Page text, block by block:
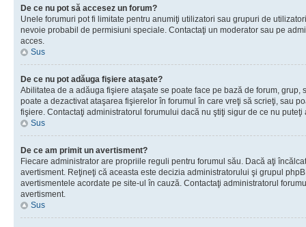
De ce nu pot să accesez un forum?
Unele forumuri pot fi limitate pentru anumiţi utilizatori sau grupuri de
nevoie probabil de permisiuni speciale. Contactaţi un moderator sau pe
acces.
Sus
De ce nu pot adăuga fişiere ataşate?
Abilitatea de a adăuga fişiere ataşate se poate face pe bază de forum, grup,
poate a dezactivat ataşarea fişierelor în forumul în care vreţi să scrieţi, sau
fişiere. Contactaţi administratorul forumului dacă nu ştiţi sigur de ce nu
Sus
De ce am primit un avertisment?
Fiecare administrator are propriile reguli pentru forumul său. Dacă aţi
avertisment. Reţineţi că aceasta este decizia administratorului şi grupul
avertismentele acordate pe site-ul în cauză. Contactaţi administratorul
avertisment.
Sus